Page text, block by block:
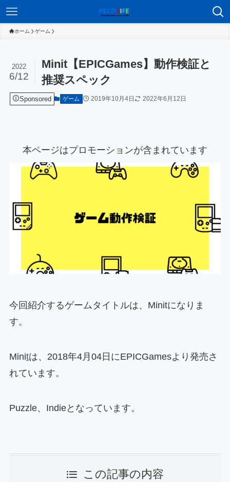
ホーム ゲーム
Minit【EPICGames】動作検証と
推奨スペック
2022
6/12
Sponsored ゲーム 2019年10月4日 2022年6月12日
本ページはプロモーションが含まれています
今回紹介するゲームタイトルは、Minitになりま
す。
Minitは、2018年4月04日にEPICGamesより発売さ
れています。
Puzzle、Indieとなっています。
この記事の内容